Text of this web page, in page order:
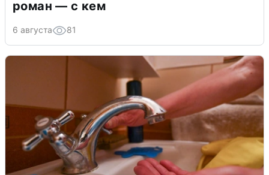
роман — с кем
6 августа 81